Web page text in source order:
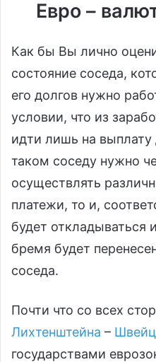
Евро –
Как бы Вы лично
состояние соседа,
его долгов нужно
условии, что из
идти лишь на выплату
таком соседу нужно
осуществлять
платежи, то и,
будет откладываться
бремя будет
соседа.
Почти что со всех
Лихтенштейна –
государствами